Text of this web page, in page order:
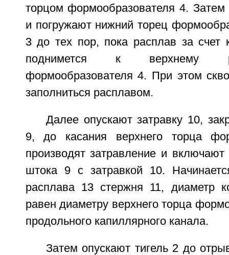
торцом формообразователя 4. Затем
и погружают нижний торец
3 до тех пор, пока расплав за счет
поднимется к верхнему
формообразователя 4. При этом
заполниться расплавом.
Далее опускают затравку 10,
9, до касания верхнего торца
производят затравление и
штока 9 с затравкой 10.
расплава 13 стержня 11, диаметр
равен диаметру верхнего торца
продольного капиллярного канала.
Затем опускают тигель 2 до